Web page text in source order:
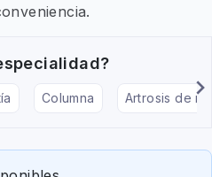
Columna Artrosis de